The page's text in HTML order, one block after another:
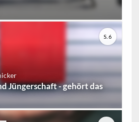
Jüngerschaft - gehört das
S. 6